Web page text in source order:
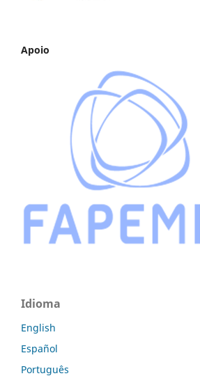
Apoio
Idioma
English
Español
Português